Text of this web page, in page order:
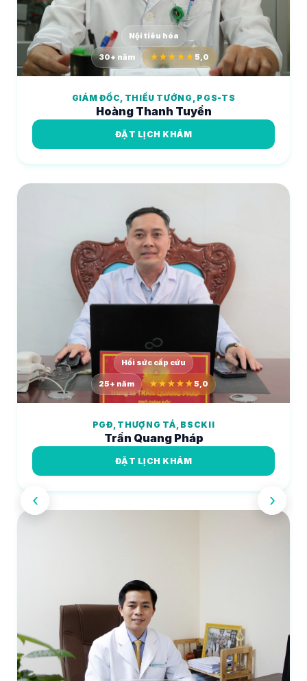
Nội tiêu hóa
30+ năm ★★★★★5,0
GIÁM ĐỐC, THIẾU TƯỚNG, PGS-TS
Hoàng Thanh Tuyền
ĐẶT LỊCH KHÁM
Hồi sức cấp cứu
25+ năm ★★★★★5,0
PGĐ, THƯỢNG TÁ, BSCKII
Trần Quang Pháp
ĐẶT LỊCH KHÁM
‹ ›